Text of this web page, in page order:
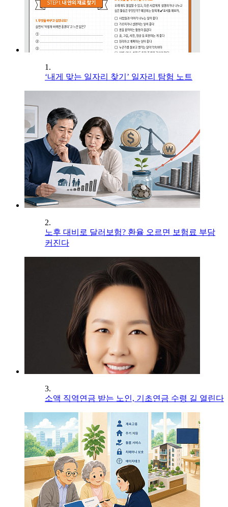
1.
‘내게 맞는 일자리 찾기’ 일자리 탐험 노트
2.
노후 대비로 달러보험? 환율 오르면 보험료 부담
커진다
3.
소액 직역연금 받는 노인, 기초연금 수령 길 열린다